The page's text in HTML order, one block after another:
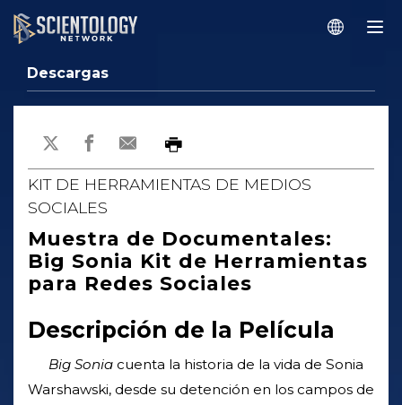
Descargas
KIT DE HERRAMIENTAS DE MEDIOS
SOCIALES
Muestra de Documentales:
Big Sonia Kit de Herramientas
para Redes Sociales
Descripción de la Película
Big Sonia cuenta la historia de la vida de Sonia
Warshawski, desde su detención en los campos de